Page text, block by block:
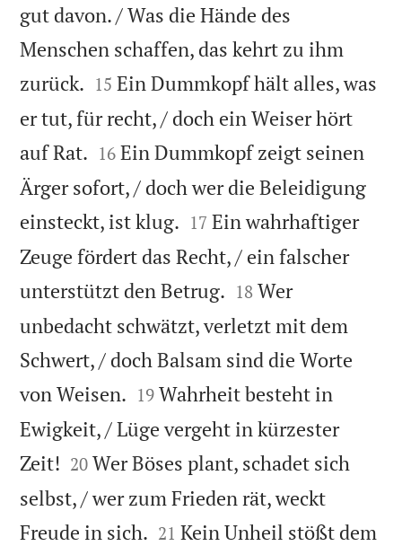
gut davon. / Was die Hände des
Menschen schaffen, das kehrt zu ihm
zurück. 

15 Ein Dummkopf hält alles, was
er tut, für recht, / doch ein Weiser hört
auf Rat. 

16 Ein Dummkopf zeigt seinen
Ärger sofort, / doch wer die Beleidigung
einsteckt, ist klug. 

17 Ein wahrhaftiger
Zeuge fördert das Recht, / ein falscher
unterstützt den Betrug. 

18 Wer
unbedacht schwätzt, verletzt mit dem
Schwert, / doch Balsam sind die Worte
von Weisen. 

19 Wahrheit besteht in
Ewigkeit, / Lüge vergeht in kürzester
Zeit! 

20 Wer Böses plant, schadet sich
selbst, / wer zum Frieden rät, weckt
Freude in sich. 

21 Kein Unheil stößt dem